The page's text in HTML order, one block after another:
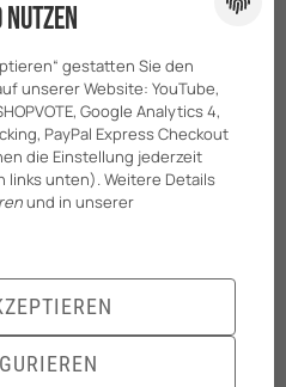
nutzen
gestatten Sie den
unserer Website: YouTube,
Google Analytics 4,
PayPal Express Checkout
die Einstellung jederzeit
links unten). Weitere Details
und in unserer